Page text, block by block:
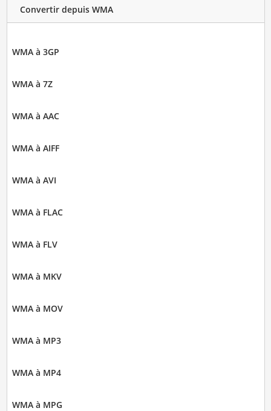
Convertir depuis WMA
WMA à 3GP
WMA à 7Z
WMA à AAC
WMA à AIFF
WMA à AVI
WMA à FLAC
WMA à FLV
WMA à MKV
WMA à MOV
WMA à MP3
WMA à MP4
WMA à MPG